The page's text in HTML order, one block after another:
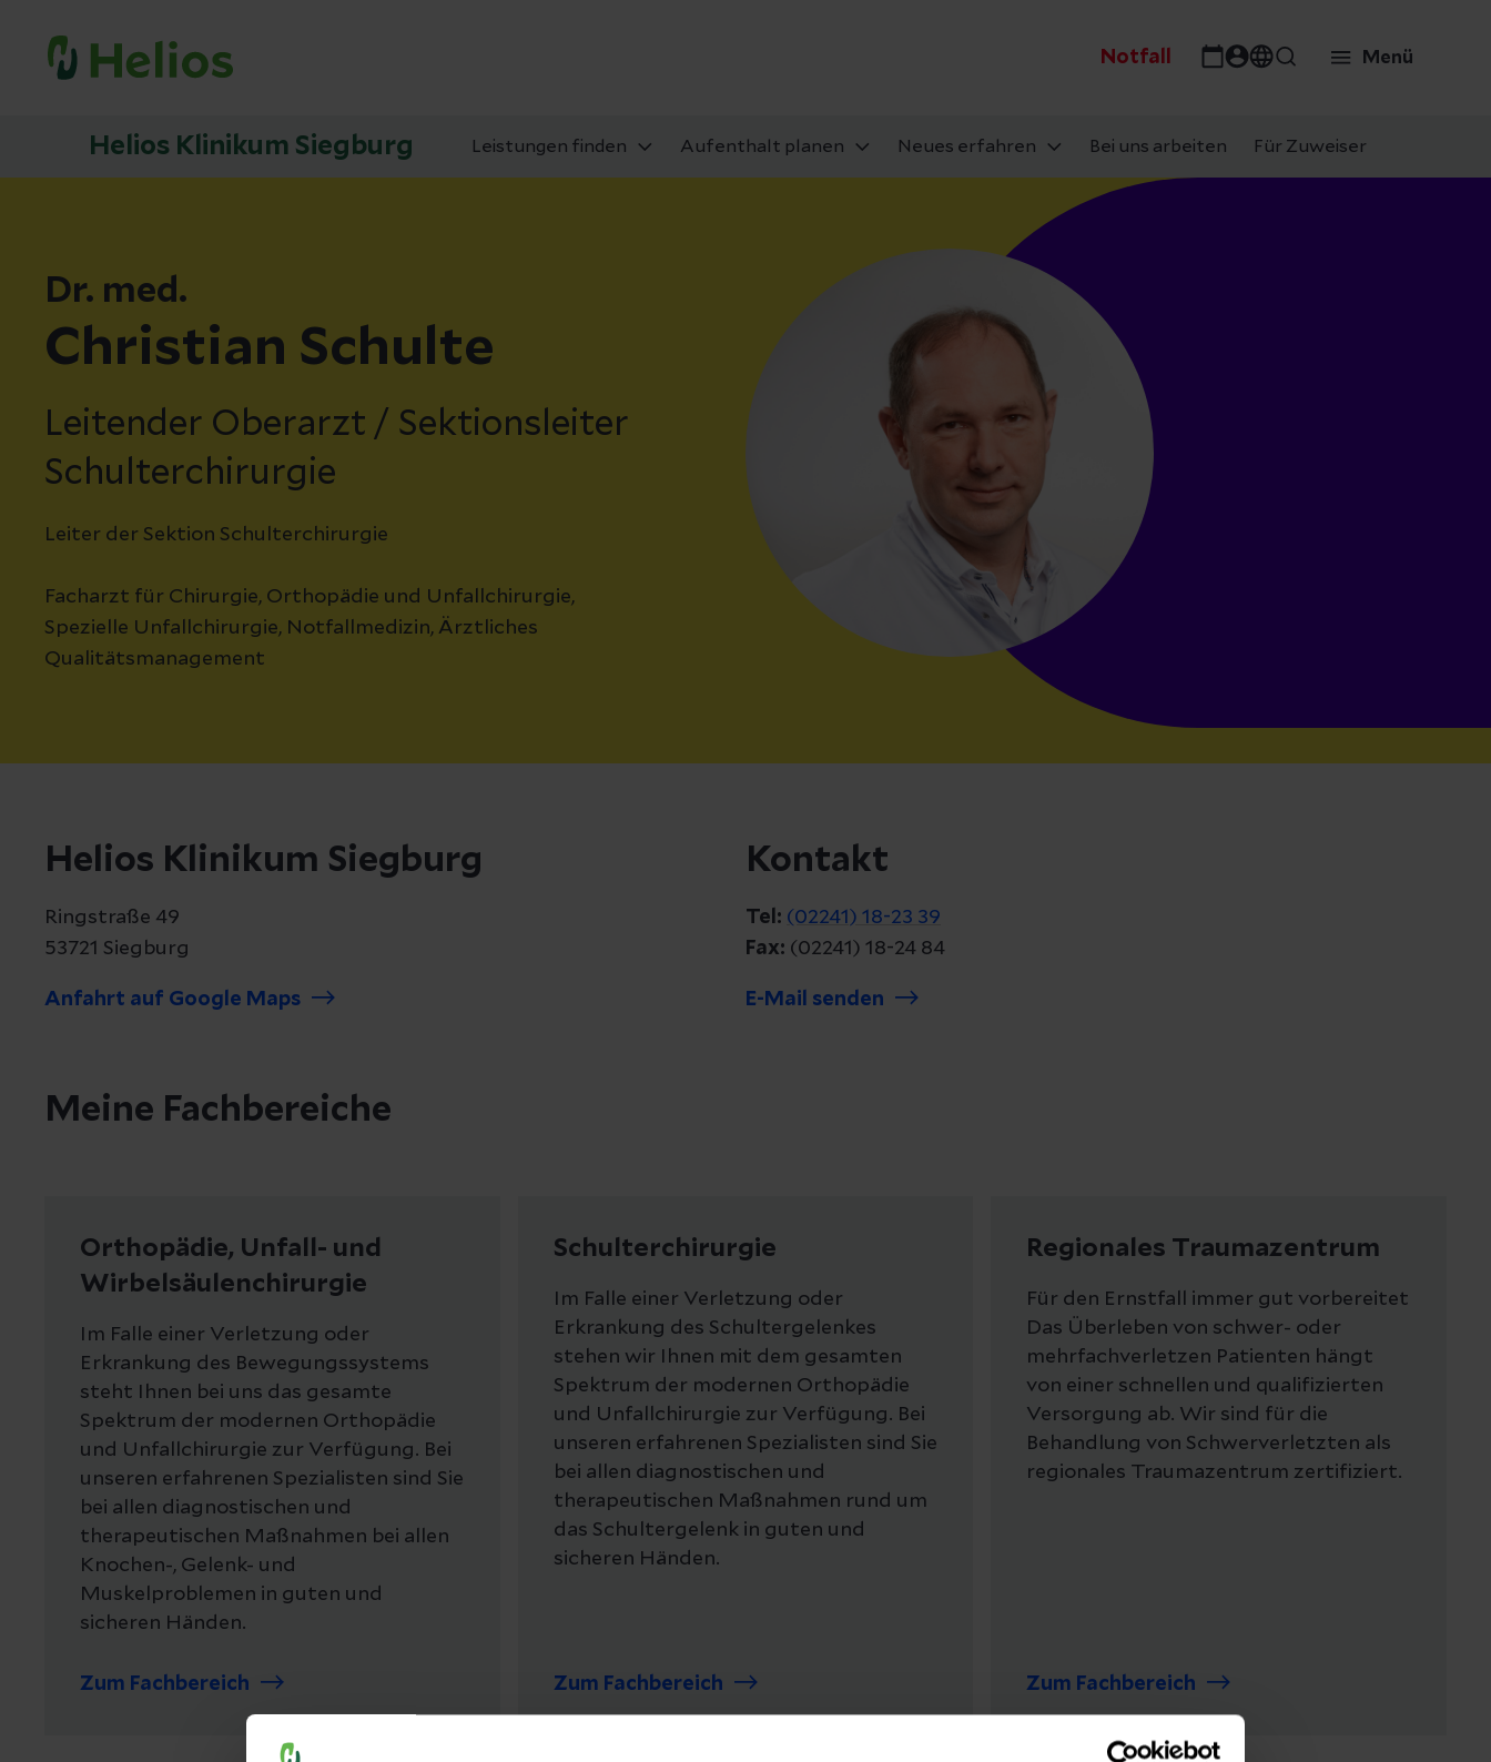
Notfall Menü
Helios Klinikum Siegburg Leistungen finden Aufenthalt planen Neues erfahren Bei uns arbeiten Für Zuweiser
Dr. med.
Christian Schulte
Leitender Oberarzt / Sektionsleiter
Schulterchirurgie
Leiter der Sektion Schulterchirurgie
Facharzt für Chirurgie, Orthopädie und Unfallchirurgie,
Spezielle Unfallchirurgie, Notfallmedizin, Ärztliches
Qualitätsmanagement
Helios Klinikum Siegburg
Ringstraße 49
53721 Siegburg
Anfahrt auf Google Maps
Kontakt
Tel: (02241) 18-23 39
Fax: (02241) 18-24 84
E-Mail senden
Meine Fachbereiche
Orthopädie, Unfall- und
Wirbelsäulenchirurgie
Im Falle einer Verletzung oder
Erkrankung des Bewegungssystems
steht Ihnen bei uns das gesamte
Spektrum der modernen Orthopädie
und Unfallchirurgie zur Verfügung. Bei
unseren erfahrenen Spezialisten sind Sie
bei allen diagnostischen und
therapeutischen Maßnahmen bei allen
Knochen-, Gelenk- und
Muskelproblemen in guten und
sicheren Händen.
Zum Fachbereich
Schulterchirurgie
Im Falle einer Verletzung oder
Erkrankung des Schultergelenkes
stehen wir Ihnen mit dem gesamten
Spektrum der modernen Orthopädie
und Unfallchirurgie zur Verfügung. Bei
unseren erfahrenen Spezialisten sind Sie
bei allen diagnostischen und
therapeutischen Maßnahmen rund um
das Schultergelenk in guten und
sicheren Händen.
Zum Fachbereich
Regionales Traumazentrum
Für den Ernstfall immer gut vorbereitet
Das Überleben von schwer- oder
mehrfachverletzen Patienten hängt
von einer schnellen und qualifizierten
Versorgung ab. Wir sind für die
Behandlung von Schwerverletzten als
regionales Traumazentrum zertifiziert.
Zum Fachbereich